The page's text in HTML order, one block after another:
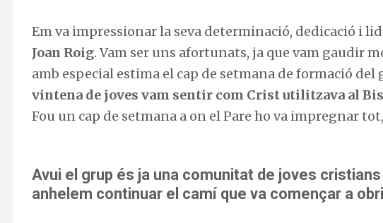
Em va impressionar la seva determinació, dedicació i
Joan Roig. Vam ser uns afortunats, ja que vam gaudir
amb especial estima el cap de setmana de formació
vintena de joves vam sentir com Crist utilitzava al
Fou un cap de setmana a on el Pare ho va impregnar
Avui el grup és ja una comunitat de joves
anhelem continuar el camí que va començar a